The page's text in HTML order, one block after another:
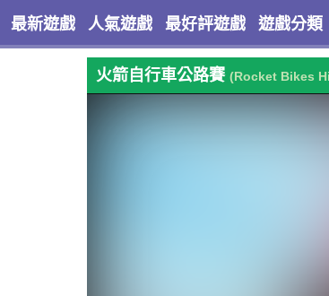
最新遊戲 人氣遊戲 最好評遊戲 遊戲分類
火箭自行車公路賽 (Rocket Bikes